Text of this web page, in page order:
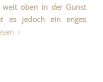
weit oben in der Gunst
es jedoch ein enges